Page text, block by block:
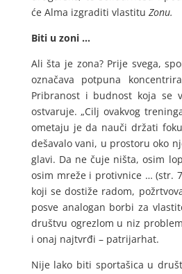
će Alma izgraditi vlastitu Zonu.
Biti u zoni …
Ali šta je zona? Prije svega,
označava potpuna
Pribranost i budnost koja se
ostvaruje. „Cilj ovakvog
ometaju je da nauči držati
dešavalo vani, u prostoru oko
glavi. Da ne čuje ništa, osim
osim mreže i protivnice … (str.
koji se dostiže radom,
posve analogan borbi za
društvu ogrezlom u niz
i onaj najtvrđi – patrijarhat.
Nije lako biti sportašica u